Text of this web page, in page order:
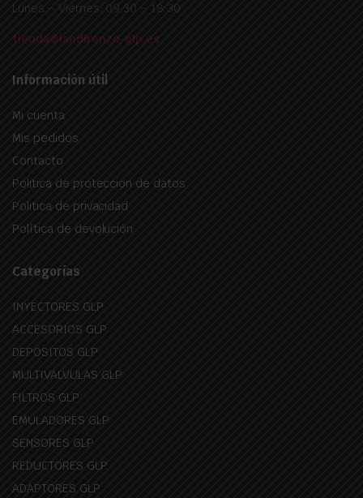
Lunes – Viernes: 09:30 – 18:30
tienda@landirenzo-glp.es
Información útil
Mi cuenta
Mis pedidos
Contacto
Politica de proteccion de datos
Politica de privacidad
Política de devolución
Categorías
INYECTORES GLP
ACCESORIOS GLP
DEPOSITOS GLP
MULTIVALVULAS GLP
FILTROS GLP
EMULADORES GLP
SENSORES GLP
REDUCTORES GLP
ADAPTORES GLP